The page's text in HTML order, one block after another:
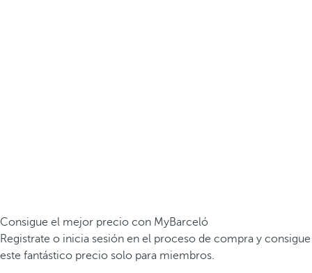
Consigue el mejor precio con MyBarceló
Registrate o inicia sesión en el proceso de compra y consigue
este fantástico precio solo para miembros.